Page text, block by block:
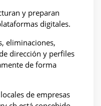
y preparan
digitales.
eliminaciones,
dirección y perfiles
de forma
de empresas